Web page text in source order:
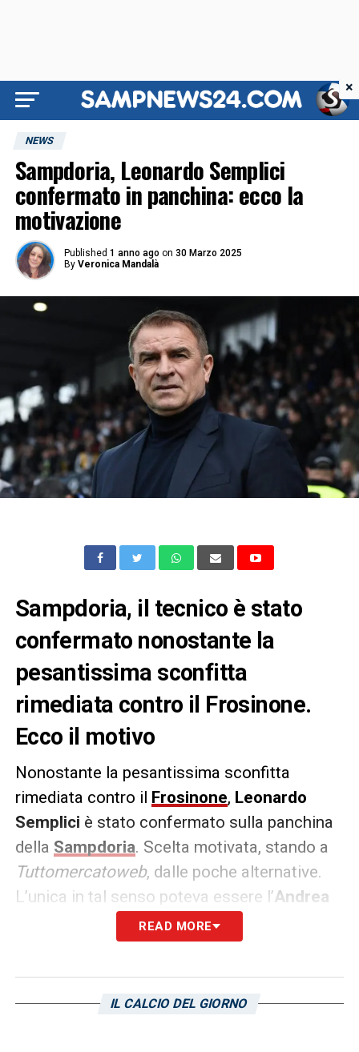
NEWS
Sampdoria, Leonardo Semplici
confermato in panchina: ecco la
motivazione
Published 1 anno ago on 30 Marzo 2025
By Veronica Mandalà
Sampdoria, il tecnico è stato
confermato nonostante la
pesantissima sconfitta
rimediata contro il Frosinone.
Ecco il motivo
Nonostante la pesantissima sconfitta
rimediata contro il Frosinone, Leonardo
Semplici è stato confermato sulla panchina
della Sampdoria. Scelta motivata, stando a
Tuttomercatoweb, dalle poche alternative.
L’unica in tal senso poteva essere l’Andrea
bis, tutt’ora sotto contratto, ma non è
detto che l’ex tecnico dellaJuventus
retrocessione inSerie C.
READ MORE
IL CALCIO DEL GIORNO
×